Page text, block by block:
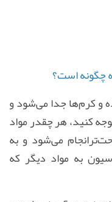
چگونه است؟
و کرم‌ها جدا می‌شود و
کنید، هر چقدر مواد
می‌شود و به
به مواد دیگر که